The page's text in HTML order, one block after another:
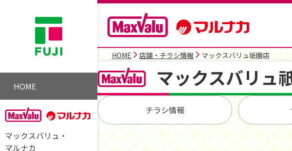
HOME
マックスバリュ・
マルナカ
HOME 店舗・チラシ情報 マックスバリュ祇園店
マックスバリュ
チラシ情報